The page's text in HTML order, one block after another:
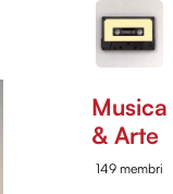
Musica
& Arte
149 membri